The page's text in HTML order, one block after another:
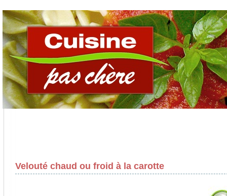
Velouté chaud ou froid à la carotte